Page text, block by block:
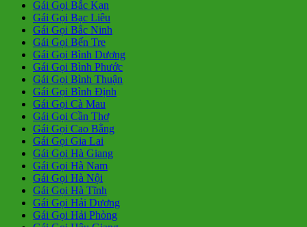
Gái Gọi Bắc Kạn
Gái Gọi Bạc Liêu
Gái Gọi Bắc Ninh
Gái Gọi Bến Tre
Gái Gọi Bình Dương
Gái Gọi Bình Phước
Gái Gọi Bình Thuận
Gái Gọi Bình Định
Gái Gọi Cà Mau
Gái Gọi Cần Thơ
Gái Gọi Cao Bằng
Gái Gọi Gia Lai
Gái Gọi Hà Giang
Gái Gọi Hà Nam
Gái Gọi Hà Nội
Gái Gọi Hà Tĩnh
Gái Gọi Hải Dương
Gái Gọi Hải Phòng